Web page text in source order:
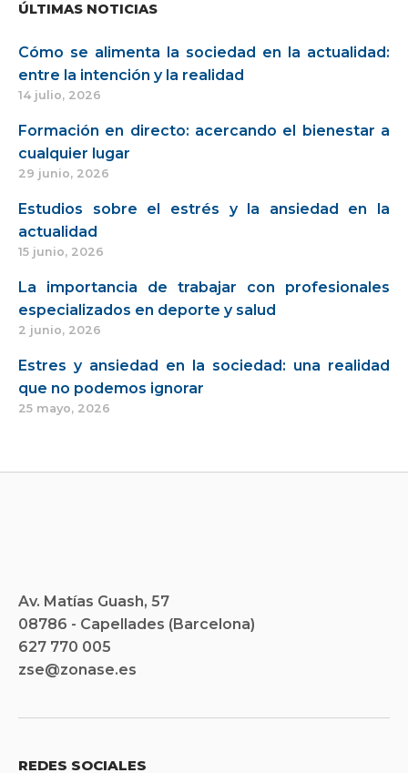
ÚLTIMAS NOTICIAS
Cómo se alimenta la sociedad en la actualidad:
entre la intención y la realidad
14 julio, 2026
Formación en directo: acercando el bienestar a
cualquier lugar
29 junio, 2026
Estudios sobre el estrés y la ansiedad en la
actualidad
15 junio, 2026
La importancia de trabajar con profesionales
especializados en deporte y salud
2 junio, 2026
Estres y ansiedad en la sociedad: una realidad
que no podemos ignorar
25 mayo, 2026
Av. Matías Guash, 57
08786 - Capellades (Barcelona)
627 770 005
zse@zonase.es
REDES SOCIALES